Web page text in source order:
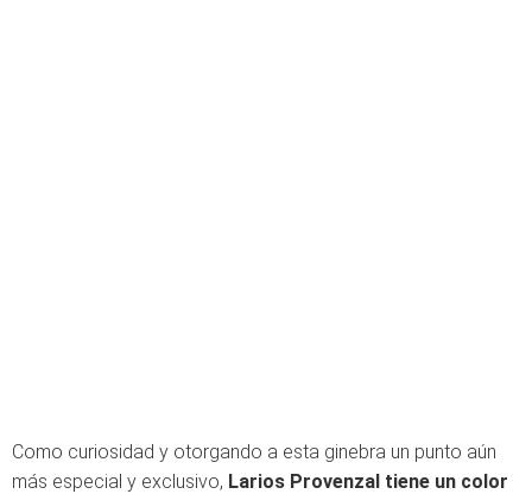
Como curiosidad y otorgando a esta ginebra un punto aún
más especial y exclusivo, Larios Provenzal tiene un color